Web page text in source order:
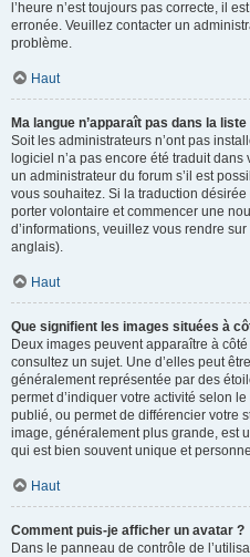
l’heure n’est toujours pas correcte, il
erronée. Veuillez contacter un
problème.
Haut
Ma langue n’apparaît pas dans la liste
Soit les administrateurs n’ont pas
logiciel n’a pas encore été traduit
un administrateur du forum s’il est
vous souhaitez. Si la traduction
porter volontaire et commencer une
d’informations, veuillez vous rendre sur
anglais).
Haut
Que signifient les images situées à
Deux images peuvent apparaître à
consultez un sujet. Une d’elles peut
généralement représentée par des
permet d’indiquer votre activité selon
publié, ou permet de différencier votre
image, généralement plus grande, est
qui est bien souvent unique et
Haut
Comment puis-je afficher un avatar ?
Dans le panneau de contrôle de